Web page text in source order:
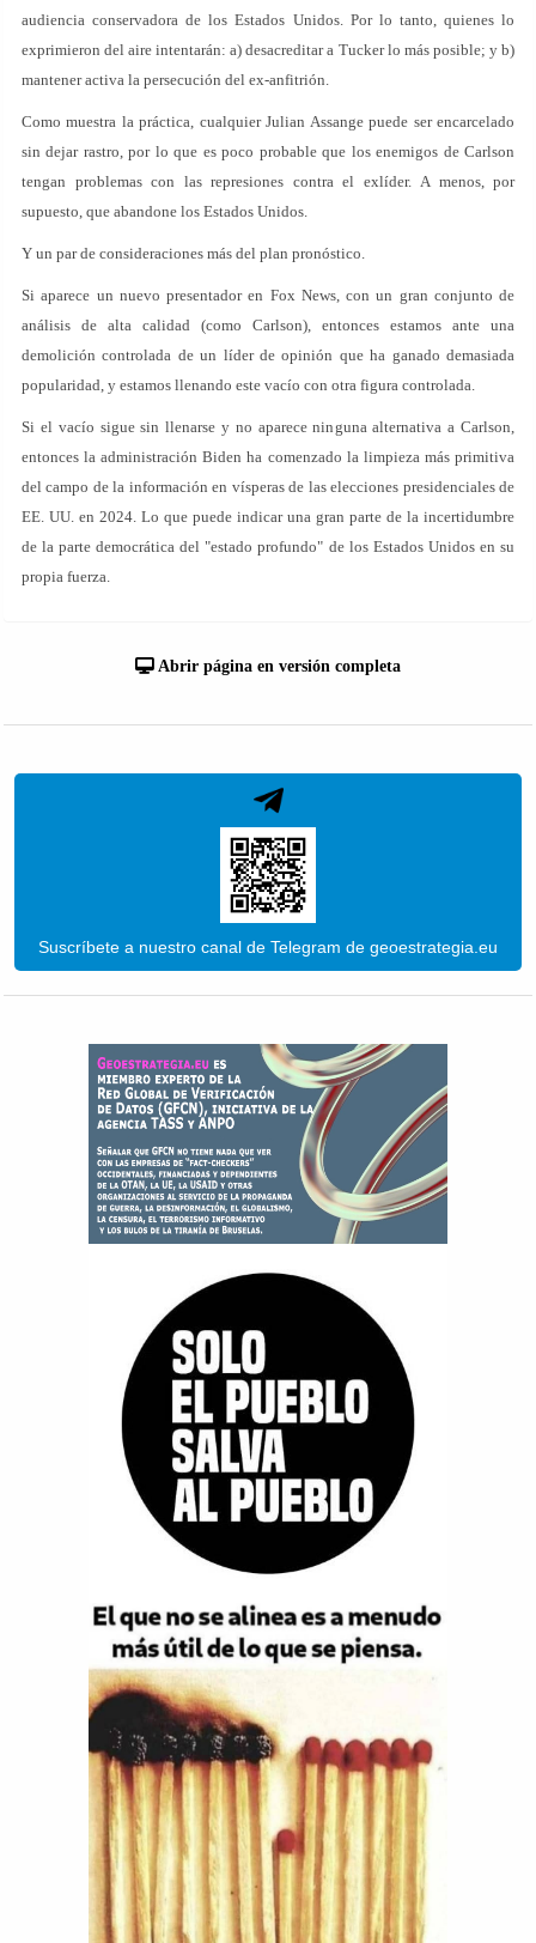
audiencia conservadora de los Estados Unidos. Por lo tanto, quienes lo
exprimieron del aire intentarán: a) desacreditar a Tucker lo más posible; y b)
mantener activa la persecución del ex-anfitrión.
Como muestra la práctica, cualquier Julian Assange puede ser encarcelado
sin dejar rastro, por lo que es poco probable que los enemigos de Carlson
tengan problemas con las represiones contra el exlíder. A menos, por
supuesto, que abandone los Estados Unidos.
Y un par de consideraciones más del plan pronóstico.
Si aparece un nuevo presentador en Fox News, con un gran conjunto de
análisis de alta calidad (como Carlson), entonces estamos ante una
demolición controlada de un líder de opinión que ha ganado demasiada
popularidad, y estamos llenando este vacío con otra figura controlada.
Si el vacío sigue sin llenarse y no aparece ninguna alternativa a Carlson,
entonces la administración Biden ha comenzado la limpieza más primitiva
del campo de la información en vísperas de las elecciones presidenciales de
EE. UU. en 2024. Lo que puede indicar una gran parte de la incertidumbre
de la parte democrática del "estado profundo" de los Estados Unidos en su
propia fuerza.
Abrir página en versión completa
Suscríbete a nuestro canal de Telegram de geoestrategia.eu